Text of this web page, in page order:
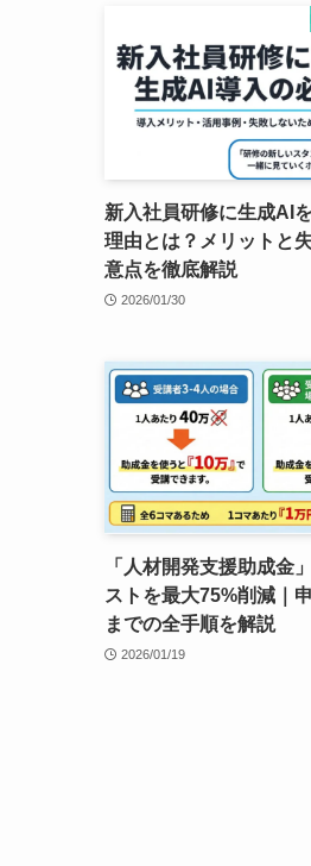
新入社員研修に生成AI
理由とは？メリットと
意点を徹底解説
2026/01/30
「人材開発支援助成金
ストを最大75%削減｜
までの全手順を解説
2026/01/19